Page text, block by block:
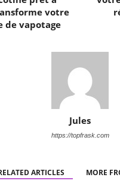
votre
de vapotage
Jules
https://topfrask.com
ARTICLES MORE